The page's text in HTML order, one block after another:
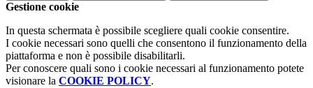
Gestione cookie
In questa schermata è possibile scegliere quali cookie consentire.
I cookie necessari sono quelli che consentono il funzionamento della
piattaforma e non è possibile disabilitarli.
Per conoscere quali sono i cookie necessari al funzionamento potete
visionare la COOKIE POLICY.